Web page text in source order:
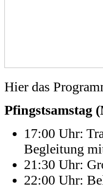
Hier das
Pfingstsamstag
17:00 Uhr:
Begleitung
21:30 Uhr:
22:00 Uhr: